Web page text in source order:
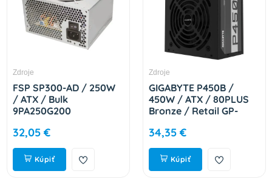
Zdroje
FSP SP300-AD / 250W
/ ATX / Bulk
9PA250G200
32,05 €
Kúpiť
Zdroje
GIGABYTE P450B /
450W / ATX / 80PLUS
Bronze / Retail GP-
34,35 €
Kúpiť